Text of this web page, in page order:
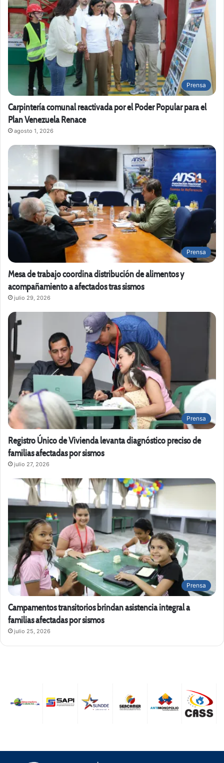
Prensa
Carpintería comunal reactivada por el Poder Popular para el
Plan Venezuela Renace
agosto 1, 2026
Prensa
Mesa de trabajo coordina distribución de alimentos y
acompañamiento a afectados tras sismos
julio 29, 2026
Prensa
Registro Único de Vivienda levanta diagnóstico preciso de
familias afectadas por sismos
julio 27, 2026
Prensa
Campamentos transitorios brindan asistencia integral a
familias afectadas por sismos
julio 25, 2026